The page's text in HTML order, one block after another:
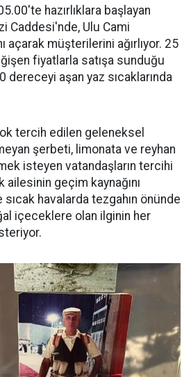
hazırlıklara başlayan
Caddesi'nde, Ulu Cami
açarak müşterilerini ağırlıyor. 25
fiyatlarla satışa sunduğu
aşan yaz sıcaklarında
tercih edilen geleneksel
şerbeti, limonata ve reyhan
isteyen vatandaşların tercihi
geçim kaynağını
havalarda tezgahın önünde
içeceklere olan ilginin her